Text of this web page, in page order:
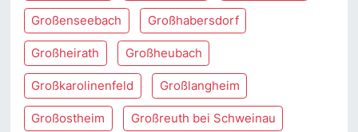
Großenseebach Großhabersdorf
Großheirath Großheubach
Großkarolinenfeld Großlangheim
Großostheim Großreuth bei Schweinau